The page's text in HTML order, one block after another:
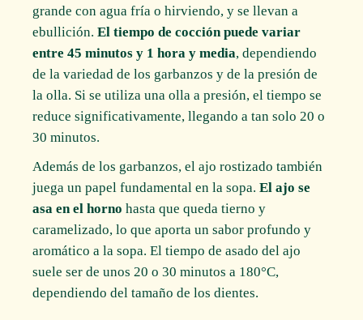
grande con agua fría o hirviendo, y se llevan a
ebullición.El tiempo de cocción puede variar
entre 45 minutos y 1 hora y media, dependiendo
de la variedad de los garbanzos y de la presión de
la olla. Si se utiliza una olla a presión, el tiempo se
reduce significativamente, llegando a tan solo 20 o
30 minutos.
Además de los garbanzos, el ajo rostizado también
juega un papel fundamental en la sopa.El ajo se
asa en el horno hasta que queda tierno y
caramelizado, lo que aporta un sabor profundo y
aromático a la sopa. El tiempo de asado del ajo
suele ser de unos 20 o 30 minutos a 180°C,
dependiendo del tamaño de los dientes.